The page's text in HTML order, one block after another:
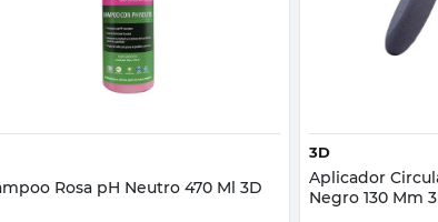
Vista rápida
Rosa pH Neutro 470 Ml 3D
3D
Aplicador
Negro 130 Mm